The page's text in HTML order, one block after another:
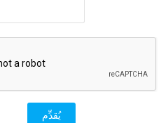
يُقدِّم